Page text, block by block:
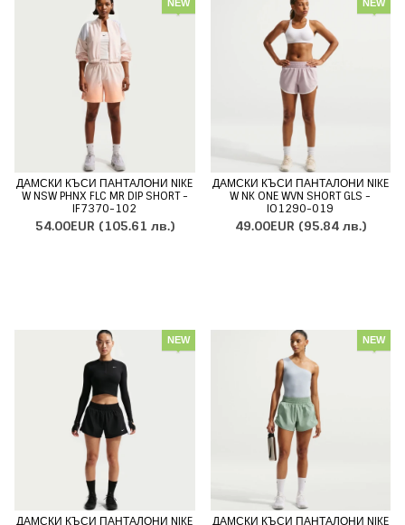
NEW
ДАМСКИ КЪСИ ПАНТАЛОНИ NIKE
W NSW PHNX FLC MR DIP SHORT -
IF7370-102
54.00EUR (105.61 лв.)
NEW
ДАМСКИ КЪСИ ПАНТАЛОНИ NIKE
W NK ONE WVN SHORT GLS -
IO1290-019
49.00EUR (95.84 лв.)
NEW
ДАМСКИ КЪСИ ПАНТАЛОНИ NIKE
NEW
ДАМСКИ КЪСИ ПАНТАЛОНИ NIKE